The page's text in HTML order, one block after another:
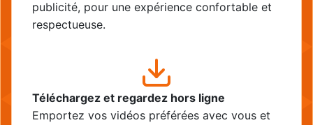
publicité, pour une expérience confortable et
respectueuse.
Téléchargez et regardez hors ligne
Emportez vos vidéos préférées avec vous et